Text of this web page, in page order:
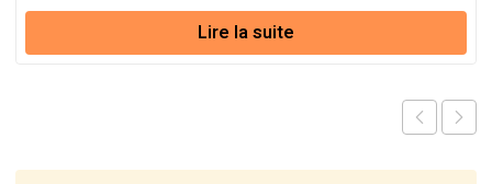
Lire la suite